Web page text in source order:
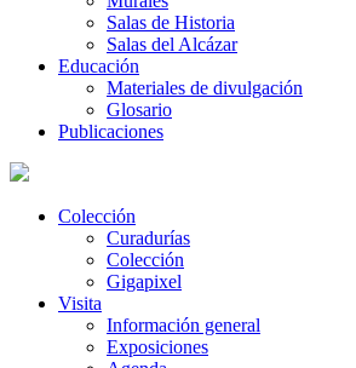
Salas de Historia
Salas del Alcázar
Educación
Materiales de divulgación
Glosario
Publicaciones
Colección
Curadurías
Colección
Gigapixel
Visita
Información general
Exposiciones